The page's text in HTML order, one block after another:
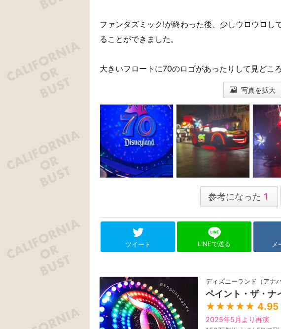
ファンタズミック!が終わった後、少しウロウロし
ることができました。
大きいフロートに70のロゴがあったりして見どこ
写真を拡大
参考になった 1
ツイート LINEで送る メ
ディズニーランド（アナハ
ペイント・ザ・ナ
★★★★★ 4.95
2025年5月より再演